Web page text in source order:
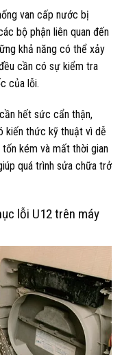
van cấp nước bị
bộ phận liên quan đến
khả năng có thể xảy
cần có sự kiểm tra
của lỗi.
hết sức cẩn thận,
kiến thức kỹ thuật vì dễ
kém và mất thời gian
quá trình sửa chữa trở
lỗi U12 trên máy